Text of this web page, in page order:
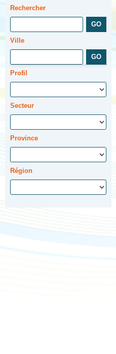
Rechercher
Ville
Profil
Secteur
Province
Région